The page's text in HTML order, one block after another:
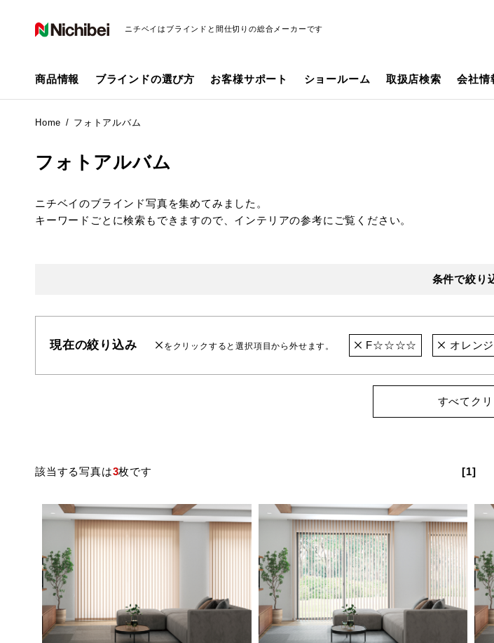
ニチベイはブラインドと間仕切りの総合メーカーです
商品情報 ブラインドの選び方 お客様サポート ショールーム 取扱店検索 会社情
Home フォトアルバム
フォトアルバム
ニチベイのブラインド写真を集めてみました。
キーワードごとに検索もできますので、インテリアの参考にご覧ください。
条件で絞り
現在の絞り込み をクリックすると選択項目から外せます。 F☆☆☆☆ オレン
すべてク
該当する写真は3枚です [1]